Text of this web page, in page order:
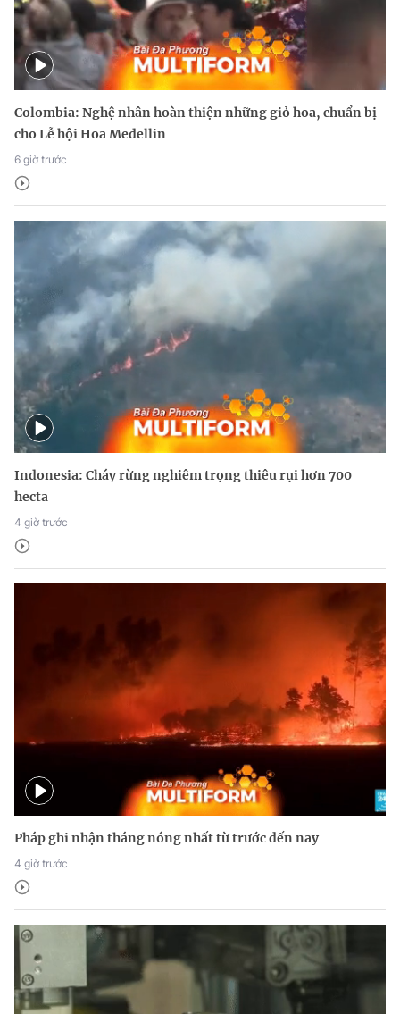
Colombia: Nghệ nhân hoàn thiện những giỏ hoa, chuẩn bị
cho Lễ hội Hoa Medellin
6 giờ trước
Indonesia: Cháy rừng nghiêm trọng thiêu rụi hơn 700
hecta
4 giờ trước
Pháp ghi nhận tháng nóng nhất từ trước đến nay
4 giờ trước